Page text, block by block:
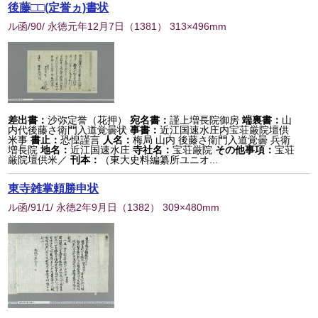
後藤□□(定誉ヵ)書状
ル函/90/ 永徳元年12月7日 （1381 ） 313×496mm
差出書：沙弥定誉（花押） 宛名書：謹上増長院御房 端裏書： 山
内代後藤さ衛門入道覚曇状 事書：近江国速水庄内宝荘厳院壇供
米事書止：恐惶謹言 人名：梅局 山内 後藤さ衛門入道覚曇 兵衛
増長院 地名：近江国速水庄 寺社名：宝荘厳院 その他事項：宝荘
厳院壇供米／刊本： （東大史料編纂所ユニオ...
東寺雑掌頼勝申状
ル函/91/1/ 永徳2年9月日 （1382） 309×480mm